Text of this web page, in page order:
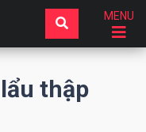
MENU
thập